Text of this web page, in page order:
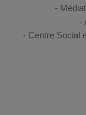
Centre Social